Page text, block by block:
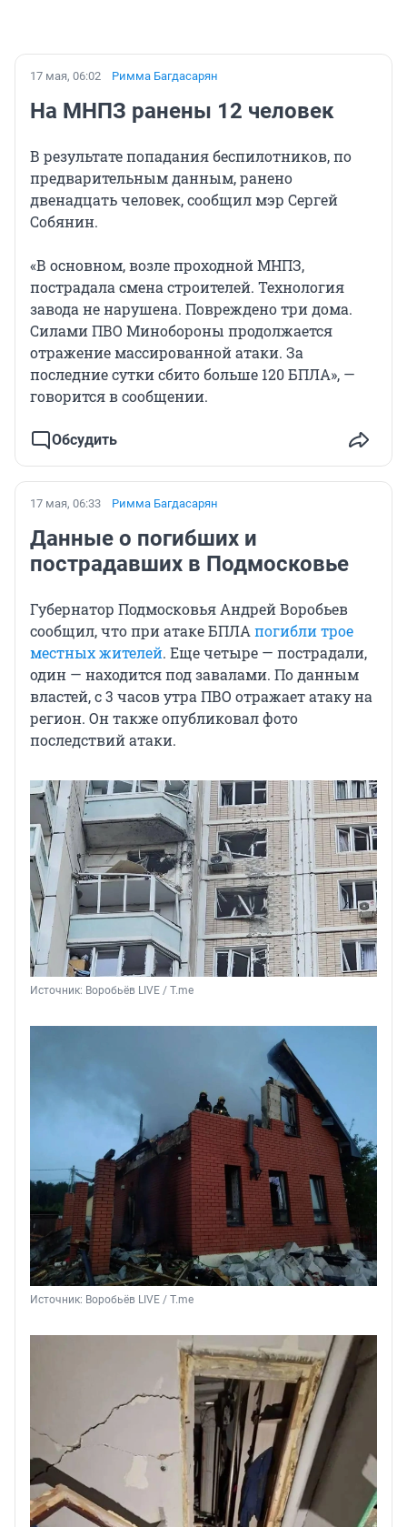
17 мая, 06:02 Римма Багдасарян
На МНПЗ ранены 12 человек
В результате попадания беспилотников, по
предварительным данным, ранено
двенадцать человек, сообщил мэр Сергей
Собянин.
«В основном, возле проходной МНПЗ,
пострадала смена строителей. Технология
завода не нарушена. Повреждено три дома.
Силами ПВО Минобороны продолжается
отражение массированной атаки. За
последние сутки сбито больше 120БПЛА», —
говорится в сообщении.
Обсудить
17 мая, 06:33 Римма Багдасарян
Данные о погибших и
пострадавших в Подмосковье
Губернатор Подмосковья Андрей Воробьев
сообщил, что при атаке БПЛА погибли трое
местных жителей. Еще четыре — пострадали,
один — находится под завалами. По данным
властей,с 3 часов утра ПВО отражает атаку на
регион. Он также опубликовал фото
последствий атаки.
Источник: Воробьёв LIVE / T.me
Источник: Воробьёв LIVE / T.me